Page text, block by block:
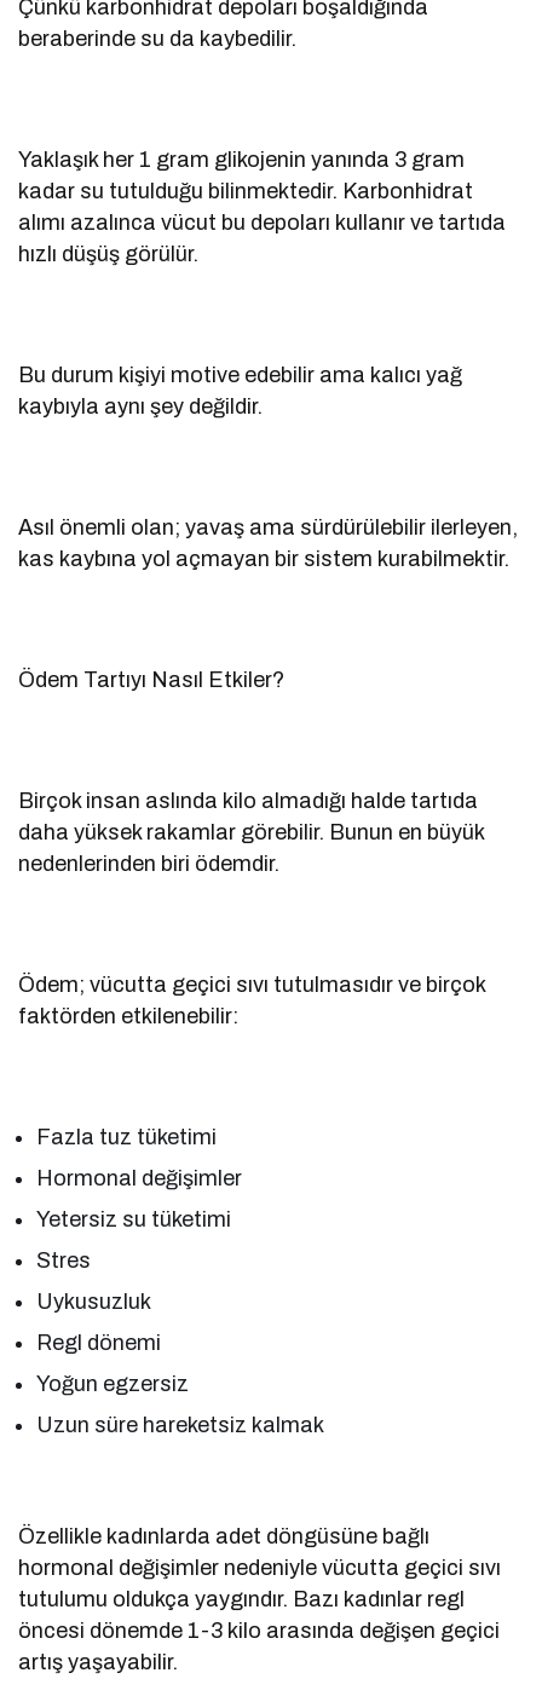
Çünkü karbonhidrat depoları boşaldığında
beraberinde su da kaybedilir.
Yaklaşık her 1 gram glikojenin yanında 3 gram
kadar su tutulduğu bilinmektedir. Karbonhidrat
alımı azalınca vücut bu depoları kullanır ve tartıda
hızlı düşüş görülür.
Bu durum kişiyi motive edebilir ama kalıcı yağ
kaybıyla aynı şey değildir.
Asıl önemli olan; yavaş ama sürdürülebilir ilerleyen,
kas kaybına yol açmayan bir sistem kurabilmektir.
Ödem Tartıyı Nasıl Etkiler?
Birçok insan aslında kilo almadığı halde tartıda
daha yüksek rakamlar görebilir. Bunun en büyük
nedenlerinden biri ödemdir.
Ödem; vücutta geçici sıvı tutulmasıdır ve birçok
faktörden etkilenebilir:
Fazla tuz tüketimi
Hormonal değişimler
Yetersiz su tüketimi
Stres
Uykusuzluk
Regl dönemi
Yoğun egzersiz
Uzun süre hareketsiz kalmak
Özellikle kadınlarda adet döngüsüne bağlı
hormonal değişimler nedeniyle vücutta geçici sıvı
tutulumu oldukça yaygındır. Bazı kadınlar regl
öncesi dönemde 1-3 kilo arasında değişen geçici
artış yaşayabilir.